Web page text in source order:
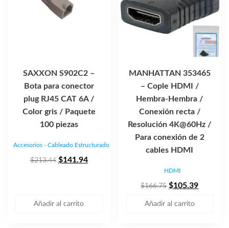
SAXXON S902C2 –
Bota para conector
plug RJ45 CAT 6A /
Color gris / Paquete
100 piezas
Accesorios - Cableado Estructurado
$213.44 El
$141.94El
Añadir al carrito
MANHATTAN 353465
– Cople HDMI /
Hembra-Hembra /
Conexión recta /
Resolución 4K@60Hz /
Para conexión de 2
cables HDMI
HDMI
$166.75 El
$105.39El
Añadir al carrito